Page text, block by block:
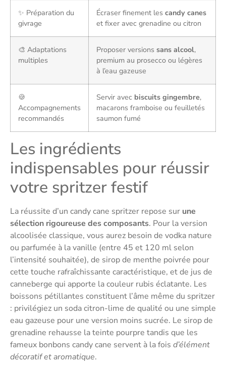
✨ Préparation du
givrage
Écraser finement les candy canes
et fixer avec grenadine ou citron
🎨 Adaptations
multiples
Proposer versions sans alcool,
premium au prosecco ou légères
à l’eau gazeuse
🍪
Accompagnements
recommandés
Servir avec biscuits gingembre,
macarons framboise ou feuilletés
saumon fumé
Les ingrédients
indispensables pour réussir
votre spritzer festif
La réussite d’un candy cane spritzer repose sur une
sélection rigoureuse des composants. Pour la version
alcoolisée classique, vous aurez besoin de vodka nature
ou parfumée à la vanille (entre 45 et 120 ml selon
l’intensité souhaitée), de sirop de menthe poivrée pour
cette touche rafraîchissante caractéristique, et de jus de
canneberge qui apporte la couleur rubis éclatante. Les
boissons pétillantes constituent l’âme même du spritzer
: privilégiez un soda citron-lime de qualité ou une simple
eau gazeuse pour une version moins sucrée. Le sirop de
grenadine rehausse la teinte pourpre tandis que les
fameux bonbons candy cane servent à la fois d’élément
décoratif et aromatique.